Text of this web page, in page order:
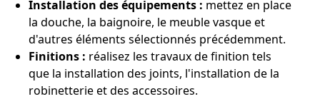
Installation des équipements : mettez en place
la douche, la baignoire, le meuble vasque et
d'autres éléments sélectionnés précédemment.
Finitions : réalisez les travaux de finition tels
que la installation des joints, l'installation de la
robinetterie et des accessoires.